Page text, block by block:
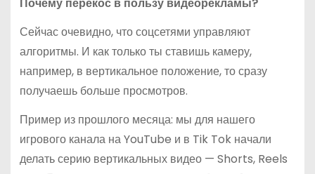
Почему перекос в пользу видеорекламы?
Сейчас очевидно, что соцсетями управляют
алгоритмы. И как только ты ставишь камеру,
например, в вертикальное положение, то сразу
получаешь больше просмотров.
Пример из прошлого месяца: мы для нашего
игрового канала на YouTube и в Tik Tok начали
делать серию вертикальных видео — Shorts, Reels